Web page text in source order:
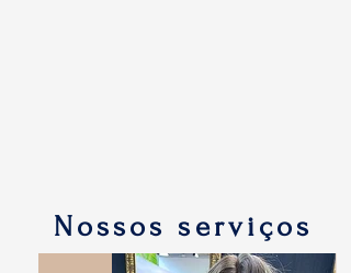
Nossos serviços